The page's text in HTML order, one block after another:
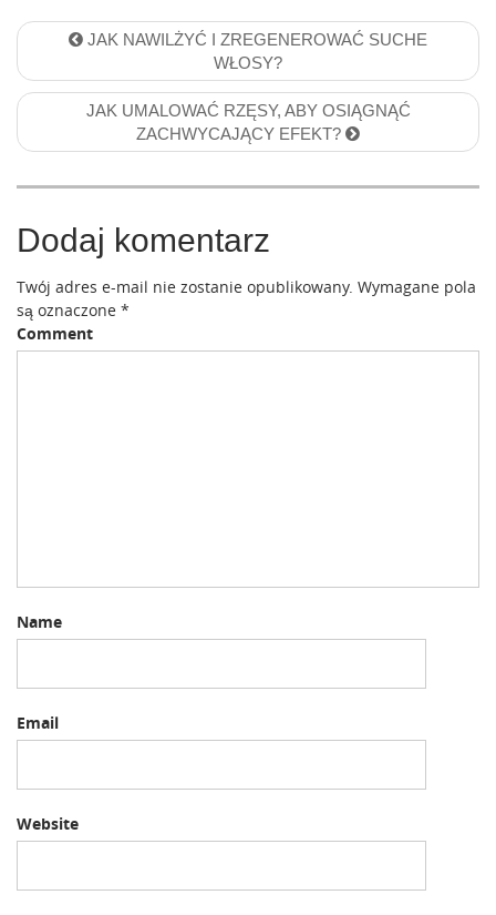
P
o
s
t
n
a
v
i
g
JAK NAWILŻYĆ I ZREGENEROWAĆ SUCHE
WŁOSY?
JAK UMALOWAĆ RZĘSY, ABY OSIĄGNĄĆ
ZACHWYCAJĄCY EFEKT?
Dodaj komentarz
Twój adres e-mail nie zostanie opublikowany. Wymagane pola
są oznaczone *
Comment
Name
Email
Website